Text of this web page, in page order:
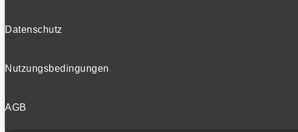
Datenschutz
Nutzungsbedingungen
AGB